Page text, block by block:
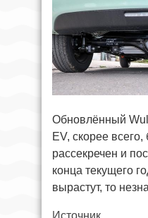
Обновлённый
EV, скорее
рассекречен и
конца текущего
вырастут, то
Источник